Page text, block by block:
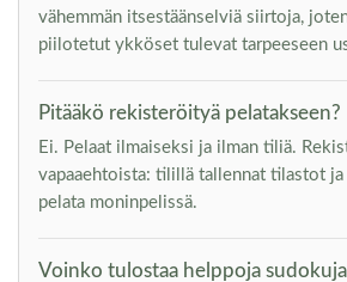
vähemmän itsestäänselviä siirtoja,
piilotetut ykköset tulevat tarpeeseen
Pitääkö rekisteröityä pelatakseen?
Ei. Pelaat ilmaiseksi ja ilman tiliä.
vapaaehtoista: tilillä tallennat tilastot ja
pelata moninpelissä.
Voinko tulostaa helppoja